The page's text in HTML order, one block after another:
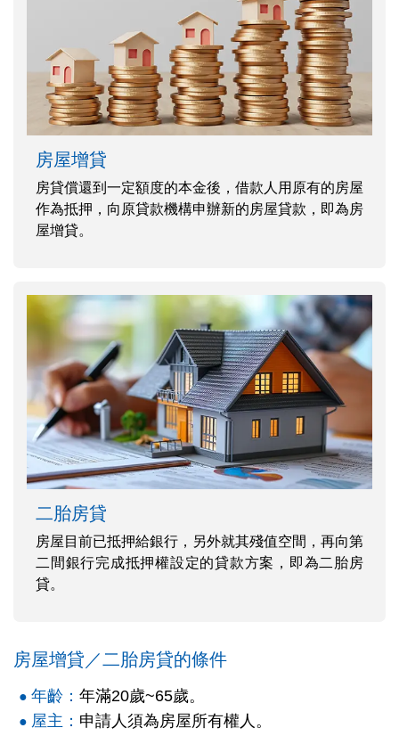
房屋增貸
房貸償還到一定額度的本金後，借款人用原有的房屋
作為抵押，向原貸款機構申辦新的房屋貸款，即為房
屋增貸。
二胎房貸
房屋目前已抵押給銀行，另外就其殘值空間，再向第
二間銀行完成抵押權設定的貸款方案，即為二胎房
貸。
房屋增貸／二胎房貸的條件
年齡： 年滿20歲~65歲。
屋主： 申請人須為房屋所有權人。